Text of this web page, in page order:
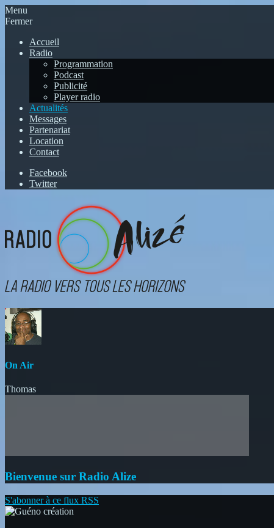
Menu
Fermer
Accueil
Radio
Programmation
Podcast
Publicité
Player radio
Actualités
Messages
Partenariat
Location
Contact
Facebook
Twitter
On Air
Thomas
Bienvenue sur Radio Alize
S'abonner à ce flux RSS